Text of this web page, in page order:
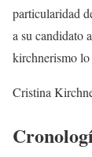
particularidad
a su candidato
kirchnerismo
Cristina